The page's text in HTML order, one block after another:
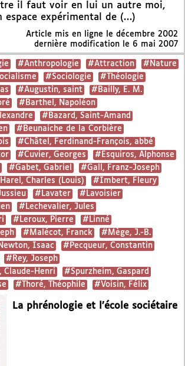
il faut voir en lui un autre moi,
espace expérimental de (…)
Article mis en ligne le décembre 2002
dernière modification le 6 mai 2007
#Anthropologie #Attraction
#Nature
#Sociologie
#Théologie
#Augustin, saint
#Bailly, E. M.
#Barthel, Napoléon
#Bazard, Saint-Amand
#Beunaiche de la Corbière
#Châtel, Ferdinand-François, abbé
#Cuvier, Georges
#Esquiros, Alphonse
#Gabet, Gabriel
#Gall, Franz-Joseph
Charles (Louis)
#Imbert, Fleury
#Lavater
#Lavoisier
#Lechevalier, Jules
#Leroux, Pierre
#Linné
#Malécot, Franck
#Mège, J.-B.
Isaac
#Pecqueur, Constantin
#Rey, Joseph
Claude-Henri
#Spurzheim, Gaspard
#Thoré, Théophile #Voisin, Félix
La phrénologie et l’école sociétaire